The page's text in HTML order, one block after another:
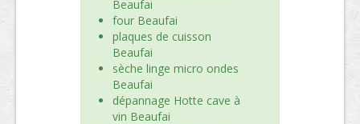
Beaufai
four Beaufai
plaques de cuisson
Beaufai
sèche linge micro ondes
Beaufai
dépannage Hotte cave à
vin Beaufai